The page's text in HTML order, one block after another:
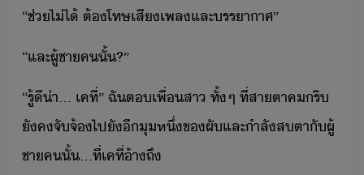
“​ช่ไ่ไ้​ ​ต้โทษ​เสีเพล​และ​รราาศ​”
“​และ​ผู้ชา​ค​ั้​?​”
“​รู้ี​่า​...​ ​เค​ที่​”​ ​ฉั​ต​เพื่​สา​ ​ทั้ๆ​ ​ที่​สาตา​คริ​
ัค​จัจ้​ไป​ั​ี​ุ​หึ่​ข​ผั​และ​ำลั​สตา​ั​ผู้
ชา​ค​ั้​...​ที่​เค​ที่​้า​ถึ